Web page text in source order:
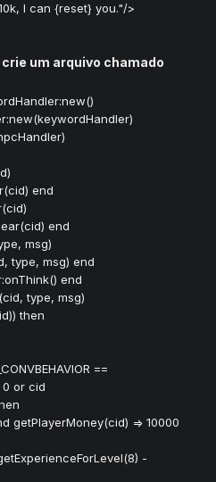
I can {reset} you."/>
um arquivo chamado
end
end
msg)
type, msg) end
end
type, msg)
then
==
0 or cid
getPlayerMoney(cid) => 10000
-